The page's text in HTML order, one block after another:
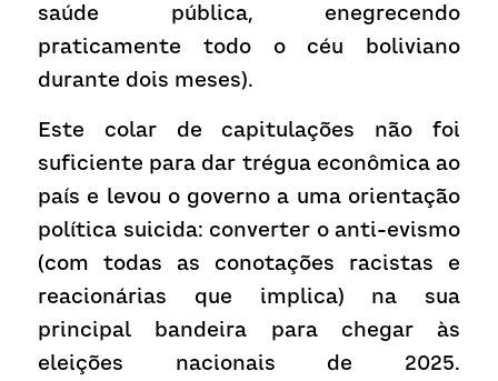
saúde pública, enegrecendo
praticamente todo o céu boliviano
durante dois meses).
Este colar de capitulações não foi
suficiente para dar trégua econômica ao
país e levou o governo a uma orientação
política suicida: converter o anti-evismo
(com todas as conotações racistas e
reacionárias que implica) na sua
principal bandeira para chegar às
eleições nacionais de 2025.